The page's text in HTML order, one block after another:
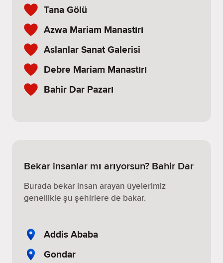
Tana Gölü
Azwa Mariam Manastırı
Aslanlar Sanat Galerisi
Debre Mariam Manastırı
Bahir Dar Pazarı
Bekar insanlar mı arıyorsun? Bahir Dar
Burada bekar insan arayan üyelerimiz
genellikle şu şehirlere de bakar.
Addis Ababa
Gondar